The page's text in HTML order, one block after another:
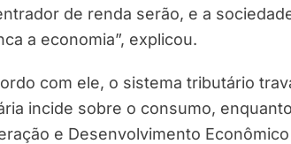
de renda serão, e a
a economia”, explicou.
com ele, o sistema tributário
incide sobre o consumo,
e Desenvolvimento